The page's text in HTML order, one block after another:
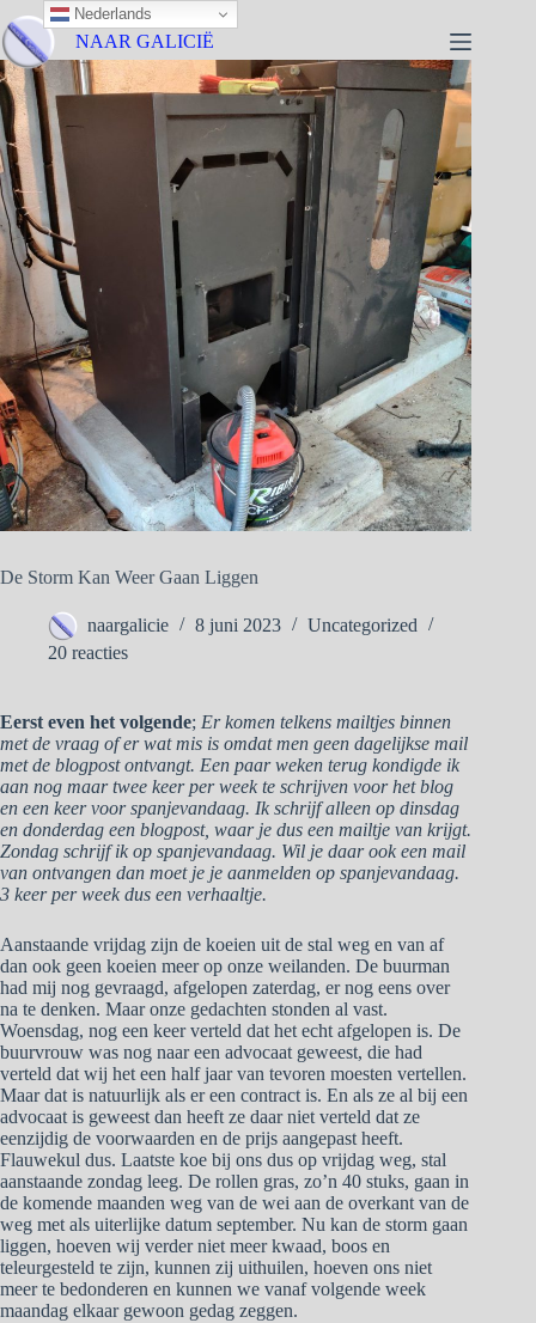
NAAR GALICIË
De Storm Kan Weer Gaan Liggen
naargalicie 8 juni 2023
Uncategorized
20 reacties
Eerst even het volgende; Er komen telkens mailtjes binnen
met de vraag of er wat mis is omdat men geen dagelijkse mail
met de blogpost ontvangt. Een paar weken terug kondigde ik
aan nog maar twee keer per week te schrijven voor het blog
en een keer voor spanjevandaag. Ik schrijf alleen op dinsdag
en donderdag een blogpost, waar je dus een mailtje van krijgt.
Zondag schrijf ik op spanjevandaag. Wil je daar ook een mail
van ontvangen dan moet je je aanmelden op spanjevandaag.
3 keer per week dus een verhaaltje.
Aanstaande vrijdag zijn de koeien uit de stal weg en van af
dan ook geen koeien meer op onze weilanden. De buurman
had mij nog gevraagd, afgelopen zaterdag, er nog eens over
na te denken. Maar onze gedachten stonden al vast.
Woensdag, nog een keer verteld dat het echt afgelopen is. De
buurvrouw was nog naar een advocaat geweest, die had
verteld dat wij het een half jaar van tevoren moesten vertellen.
Maar dat is natuurlijk als er een contract is. En als ze al bij een
advocaat is geweest dan heeft ze daar niet verteld dat ze
eenzijdig de voorwaarden en de prijs aangepast heeft.
Flauwekul dus. Laatste koe bij ons dus op vrijdag weg, stal
aanstaande zondag leeg. De rollen gras, zo’n 40 stuks, gaan in
de komende maanden weg van de wei aan de overkant van de
weg met als uiterlijke datum september. Nu kan de storm gaan
liggen, hoeven wij verder niet meer kwaad, boos en
teleurgesteld te zijn, kunnen zij uithuilen, hoeven ons niet
meer te bedonderen en kunnen we vanaf volgende week
maandag elkaar gewoon gedag zeggen.
Nederlands